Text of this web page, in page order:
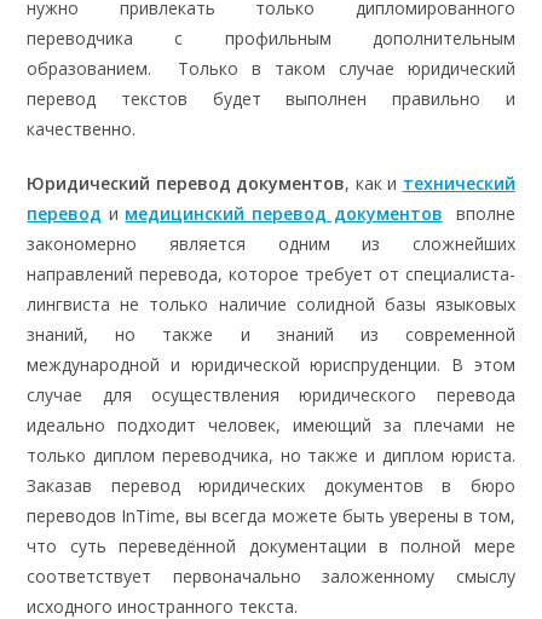
нужно привлекать только дипломированного
переводчика с профильным дополнительным
образованием. Только в таком случае юридический
перевод текстов будет выполнен правильно и
качественно.
Юридический перевод документов, как и технический
перевод и медицинский перевод документов
вполне
закономерно является одним из сложнейших
направлений перевода, которое требует от специалиста-
лингвиста не только наличие солидной базы языковых
знаний, но также и знаний из современной
международной и юридической юриспруденции. В этом
случае для осуществления юридического перевода
идеально подходит человек, имеющий за плечами не
только диплом переводчика, но также и диплом юриста.
Заказав перевод юридических документов в бюро
переводов InTime, вы всегда можете быть уверены в том,
что суть переведённой документации в полной мере
соответствует первоначально заложенному смыслу
исходного иностранного текста.